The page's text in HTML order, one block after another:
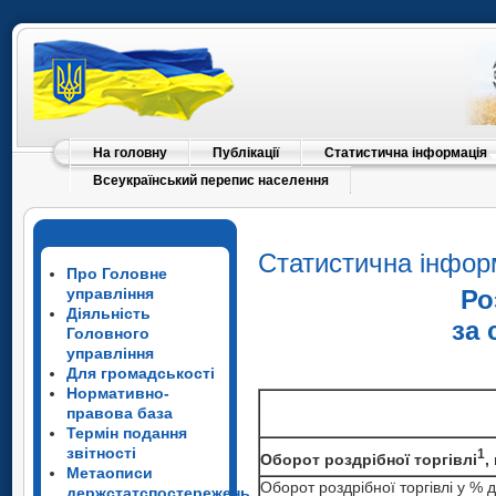
На головну Публікації
Статистична інформація
Всеукраїнський перепис населення
Про Головне
управління
Діяльність
Головного
управління
Для громадськості
Нормативно-
правова база
Термін подання
звітності
Метаописи
Статистична
за
Оборот роздрібної торгівлі1,
Оборот роздрібної торгівлі у %
Оборот роздрібної торгівлі1